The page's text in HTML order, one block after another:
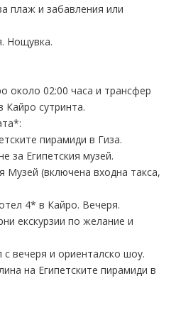
плаж и забавления или
Нощувка.
около 02:00 часа и трансфер
Кайро сутринта.
пирамиди в Гиза.
за Египетския музей.
Музей (включена входна такса,
4* в Кайро. Вечеря.
екскурзии по желание и
вечеря и ориенталско шоу.
на Египетските пирамиди в